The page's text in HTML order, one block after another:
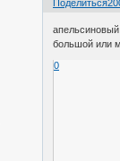
Поделиться
апельсиновый
большой или
0